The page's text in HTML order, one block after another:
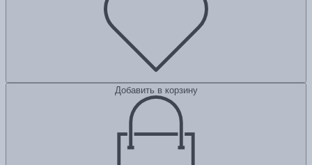
Добавить в корзину